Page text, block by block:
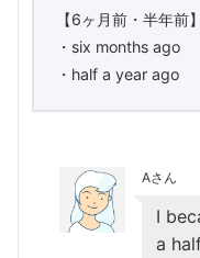
【6ヶ月前・半年前】
・six months ago
・half a year ago
Aさん
I
a